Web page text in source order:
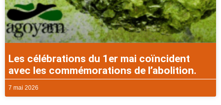
Les célébrations du 1er mai coïncident
avec les commémorations de l’abolition.
7 mai 2026